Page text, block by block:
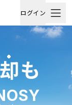
ログイン
も